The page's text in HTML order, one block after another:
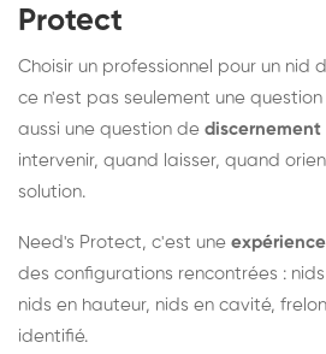
Protect
Choisir un professionnel pour un nid
ce n'est pas seulement une
aussi une question de discernement
intervenir, quand laisser, quand
solution.
Need's Protect, c'est une
des configurations rencontrées :
nids en hauteur, nids en cavité,
identifié.